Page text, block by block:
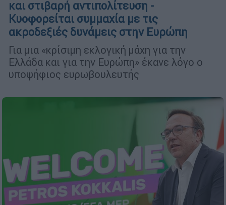
και στιβαρή αντιπολίτευση -
Κυοφορείται συμμαχία με τις
ακροδεξιές δυνάμεις στην Ευρώπη
Για μια «κρίσιμη εκλογική μάχη για την
Ελλάδα και για την Ευρώπη» έκανε λόγο ο
υποψήφιος ευρωβουλευτής